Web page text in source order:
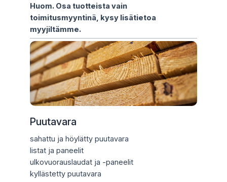
Huom. Osa tuotteista vain
toimitusmyyntinä, kysy lisätietoa
myyjiltämme.
Puutavara
sahattu ja höylätty puutavara
listat ja paneelit
ulkovuorauslaudat ja -paneelit
kyllästetty puutavara